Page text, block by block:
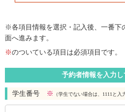
※各項目情報を選択・記入後、一番下
面へ進みます。
※のついている項目は必須項目です。
予約者情報を入力
学生番号 ※ （学生でない場合は、1111と入